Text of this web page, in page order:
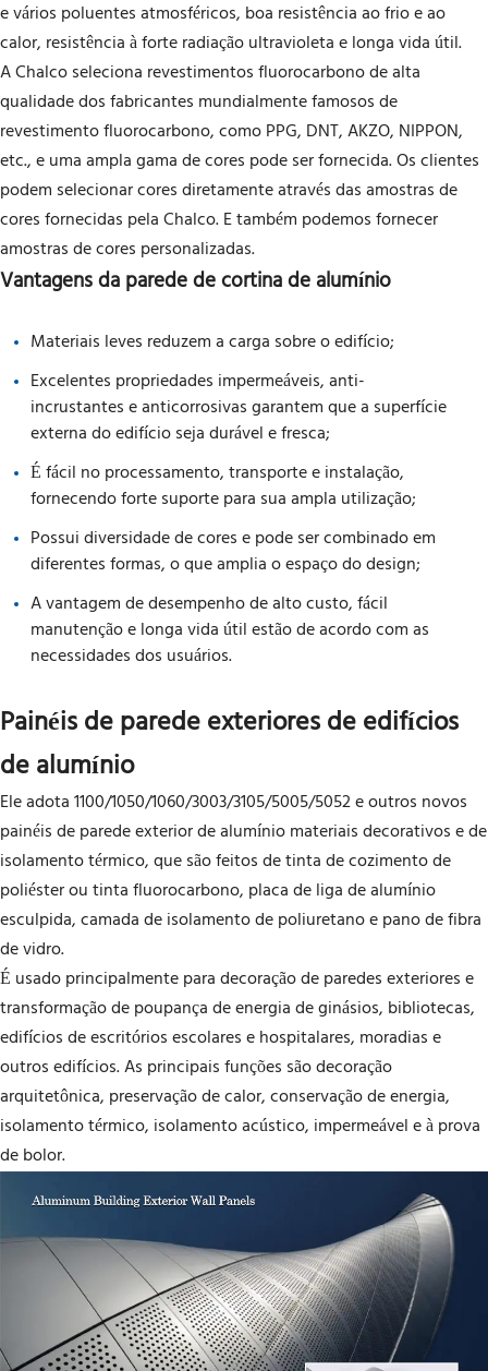
e vários poluentes atmosféricos, boa resistência ao frio e ao
calor, resistência à forte radiação ultravioleta e longa vida útil.
A Chalco seleciona revestimentos fluorocarbono de alta
qualidade dos fabricantes mundialmente famosos de
revestimento fluorocarbono, como PPG, DNT, AKZO, NIPPON,
etc., e uma ampla gama de cores pode ser fornecida. Os clientes
podem selecionar cores diretamente através das amostras de
cores fornecidas pela Chalco. E também podemos fornecer
amostras de cores personalizadas.
Vantagens da parede de cortina de alumínio
Materiais leves reduzem a carga sobre o edifício;
Excelentes propriedades impermeáveis, anti-
incrustantes e anticorrosivas garantem que a superfície
externa do edifício seja durável e fresca;
É fácil no processamento, transporte e instalação,
fornecendo forte suporte para sua ampla utilização;
Possui diversidade de cores e pode ser combinado em
diferentes formas, o que amplia o espaço do design;
A vantagem de desempenho de alto custo, fácil
manutenção e longa vida útil estão de acordo com as
necessidades dos usuários.
Painéis de parede exteriores de edifícios
de alumínio
Ele adota 1100/1050/1060/3003/3105/5005/5052 e outros novos
painéis de parede exterior de alumínio materiais decorativos e de
isolamento térmico, que são feitos de tinta de cozimento de
poliéster ou tinta fluorocarbono, placa de liga de alumínio
esculpida, camada de isolamento de poliuretano e pano de fibra
de vidro.
É usado principalmente para decoração de paredes exteriores e
transformação de poupança de energia de ginásios, bibliotecas,
edifícios de escritórios escolares e hospitalares, moradias e
outros edifícios. As principais funções são decoração
arquitetônica, preservação de calor, conservação de energia,
isolamento térmico, isolamento acústico, impermeável e à prova
de bolor.